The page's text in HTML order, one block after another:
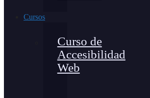
Cursos
Curso de
Accesibilidad
Web